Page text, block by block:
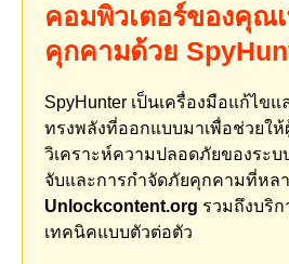
คอมพิวเตอร์ของคุณ
คุกคามด้วย
SpyHunter เป็นเครื่องมือแก้ไข
ทรงพลังที่ออกแบบมาเพื่อช่วยให้
วิเคราะห์ความปลอดภัยของระบ
จับและการกำจัดภัยคุกคามที่หล
Unlockcontent.org รวมถึงบริ
เทคนิคแบบตัวต่อตัว